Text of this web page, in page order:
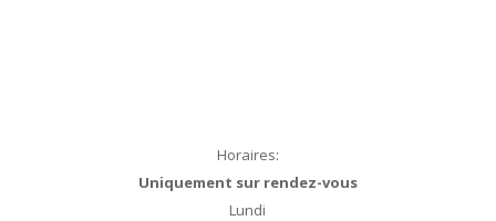
Horaires:
Uniquement sur rendez-vous
Lundi